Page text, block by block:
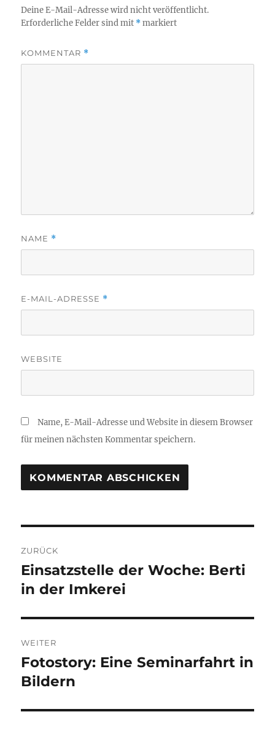
Deine E-Mail-Adresse wird nicht veröffentlicht.
Erforderliche Felder sind mit *markiert
KOMMENTAR *
NAME *
E-MAIL-ADRESSE *
WEBSITE
Name, E-Mail-Adresse und Website in diesem Browser
für meinen nächsten Kommentar speichern.
ZURÜCK
Vorheriger
Beitrag:
Einsatzstelle der Woche: Berti
in der Imkerei
WEITER
Nächster
Beitrag:
Fotostory: Eine Seminarfahrt in
Bildern